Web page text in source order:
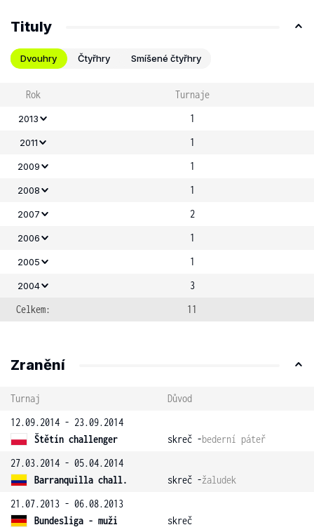
Tituly
Dvouhry Čtyřhry Smíšené čtyřhry
Rok Turnaje
2013 1
2011 1
2009 1
2008 1
2007 2
2006 1
2005 1
2004
3
Celkem:
11
Zranění
Turnaj
Důvod
12.09.2014 - 23.09.2014
Štětín challenger
skreč -bederní páteř
27.03.2014 - 05.04.2014
Barranquilla chall.
skreč -žaludek
21.07.2013 - 06.08.2013
Bundesliga - muži
skreč